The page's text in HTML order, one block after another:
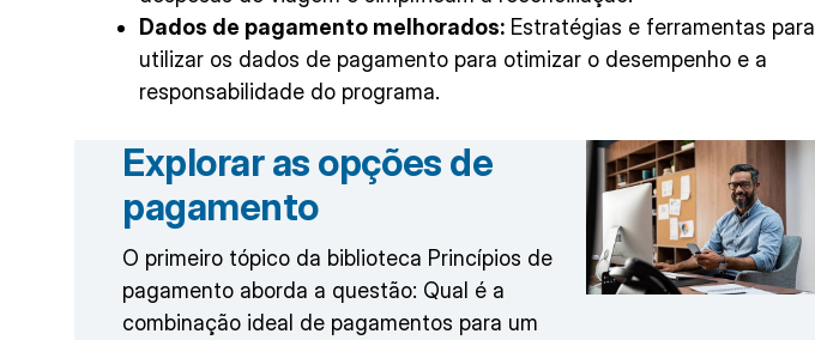
Dados de pagamento melhorados: Estratégias e ferramentas para
utilizar os dados de pagamento para otimizar o desempenho e a
responsabilidade do programa.
Explorar as opções de
pagamento
O primeiro tópico da biblioteca Princípios de
pagamento aborda a questão: Qual é a
combinação ideal de pagamentos para um